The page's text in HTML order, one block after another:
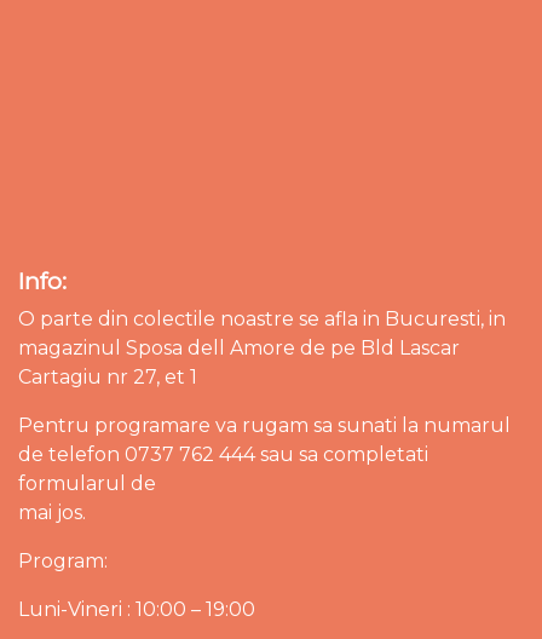
Info:
O parte din colectile noastre se afla in Bucuresti, in
magazinul Sposa dell Amore de pe Bld Lascar
Cartagiu nr 27, et 1
Pentru programare va rugam sa sunati la numarul
de telefon 0737 762 444 sau sa completati
formularul de
mai jos.
Program:
Luni-Vineri : 10:00 – 19:00